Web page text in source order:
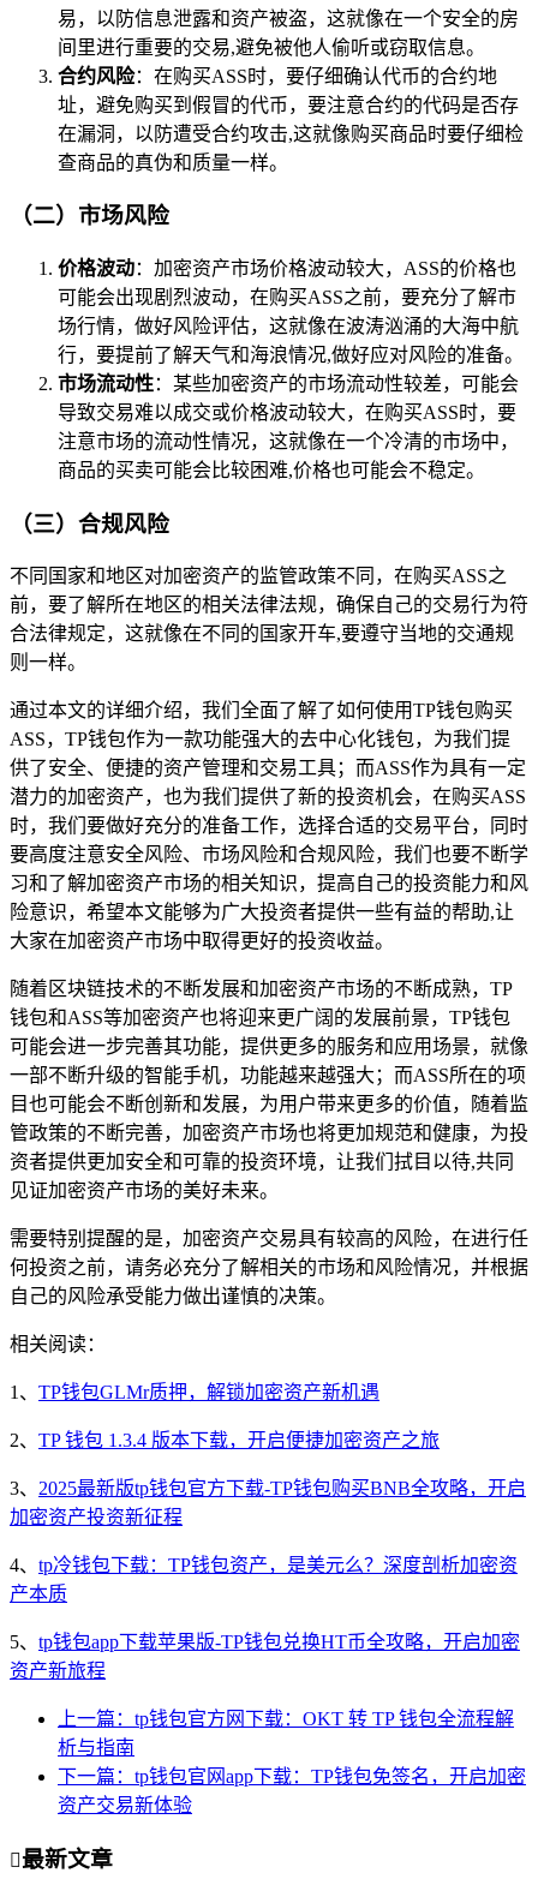
易，以防信息泄露和资产被盗，这就像在一个安全的房
间里进行重要的交易,避免被他人偷听或窃取信息。
合约风险：在购买ASS时，要仔细确认代币的合约地
址，避免购买到假冒的代币，要注意合约的代码是否存
在漏洞，以防遭受合约攻击,这就像购买商品时要仔细检
查商品的真伪和质量一样。
（二）市场风险
价格波动：加密资产市场价格波动较大，ASS的价格也
可能会出现剧烈波动，在购买ASS之前，要充分了解市
场行情，做好风险评估，这就像在波涛汹涌的大海中航
行，要提前了解天气和海浪情况,做好应对风险的准备。
市场流动性：某些加密资产的市场流动性较差，可能会
导致交易难以成交或价格波动较大，在购买ASS时，要
注意市场的流动性情况，这就像在一个冷清的市场中，
商品的买卖可能会比较困难,价格也可能会不稳定。
（三）合规风险
不同国家和地区对加密资产的监管政策不同，在购买ASS之
前，要了解所在地区的相关法律法规，确保自己的交易行为符
合法律规定，这就像在不同的国家开车,要遵守当地的交通规
则一样。
通过本文的详细介绍，我们全面了解了如何使用TP钱包购买
ASS，TP钱包作为一款功能强大的去中心化钱包，为我们提
供了安全、便捷的资产管理和交易工具；而ASS作为具有一定
潜力的加密资产，也为我们提供了新的投资机会，在购买ASS
时，我们要做好充分的准备工作，选择合适的交易平台，同时
要高度注意安全风险、市场风险和合规风险，我们也要不断学
习和了解加密资产市场的相关知识，提高自己的投资能力和风
险意识，希望本文能够为广大投资者提供一些有益的帮助,让
大家在加密资产市场中取得更好的投资收益。
随着区块链技术的不断发展和加密资产市场的不断成熟，TP
钱包和ASS等加密资产也将迎来更广阔的发展前景，TP钱包
可能会进一步完善其功能，提供更多的服务和应用场景，就像
一部不断升级的智能手机，功能越来越强大；而ASS所在的项
目也可能会不断创新和发展，为用户带来更多的价值，随着监
管政策的不断完善，加密资产市场也将更加规范和健康，为投
资者提供更加安全和可靠的投资环境，让我们拭目以待,共同
见证加密资产市场的美好未来。
需要特别提醒的是，加密资产交易具有较高的风险，在进行任
何投资之前，请务必充分了解相关的市场和风险情况，并根据
自己的风险承受能力做出谨慎的决策。
相关阅读：
1、 TP钱包GLMr质押，解锁加密资产新机遇
2、 TP 钱包 1.3.4 版本下载，开启便捷加密资产之旅
3、 2025最新版tp钱包官方下载-TP钱包购买BNB全攻略，开启
加密资产投资新征程
4、 tp冷钱包下载：TP钱包资产，是美元么？深度剖析加密资
产本质
5、 tp钱包app下载苹果版-TP钱包兑换HT币全攻略，开启加密
资产新旅程
上一篇：tp钱包官方网下载：OKT 转 TP 钱包全流程解
析与指南
下一篇：tp钱包官网app下载：TP钱包免签名，开启加密
资产交易新体验
最新文章